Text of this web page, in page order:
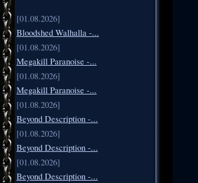
[01.08.2026]
Bloodshed Walhalla -...
[01.08.2026]
Megakill Paranoise -...
[01.08.2026]
Megakill Paranoise -...
[01.08.2026]
Beyond Description -...
[01.08.2026]
Beyond Description -...
[01.08.2026]
Beyond Description -...